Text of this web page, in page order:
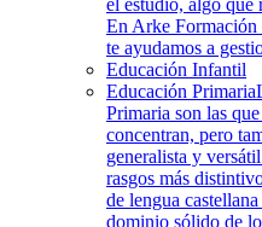
el estudio, algo que
En Arke Formación
te ayudamos a
Educación Infantil
Educación Primaria
Primaria son las
concentran, pero
generalista y
rasgos más
de lengua
dominio sólido de